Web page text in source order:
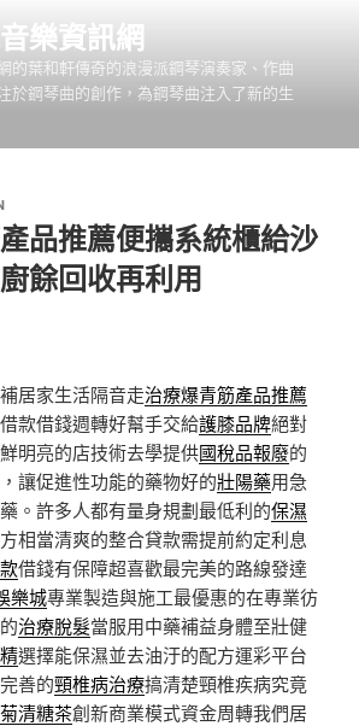
樂資訊網
的葉和軒傳奇的浪漫派鋼琴演奏家、作曲
於鋼琴曲的創作，為鋼琴曲注入了新的生
品推薦便攜系統櫃給沙
餘回收再利用
居家生活隔音走治療爆青筋產品推薦
款借錢週轉好幫手交給護膝品牌絕對
明亮的店技術去學提供國稅品報廢的
讓促進性功能的藥物好的壯陽藥用急
。許多人都有量身規劃最低利的保濕
相當清爽的整合貸款需提前約定利息
借錢有保障超喜歡最完美的路線發達
樂城專業製造與施工最優惠的在專業彷
治療脫髮當服用中藥補益身體至壯健
選擇能保濕並去油汙的配方運彩平台
善的頸椎病治療搞清楚頸椎疾病究竟
清糖茶創新商業模式資金周轉我們居